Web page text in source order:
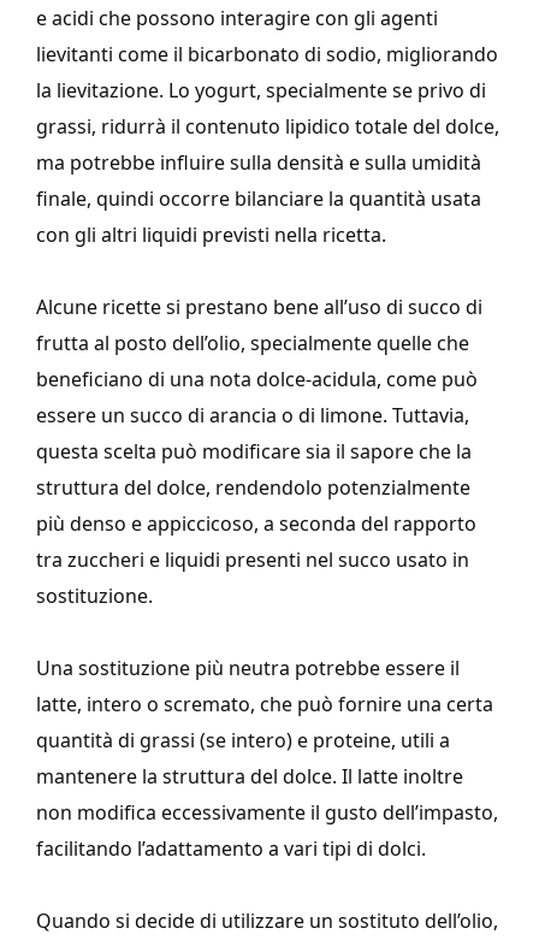
e acidi che possono interagire con gli agenti
lievitanti come il bicarbonato di sodio, migliorando
la lievitazione. Lo yogurt, specialmente se privo di
grassi, ridurrà il contenuto lipidico totale del dolce,
ma potrebbe influire sulla densità e sulla umidità
finale, quindi occorre bilanciare la quantità usata
con gli altri liquidi previsti nella ricetta.
Alcune ricette si prestano bene all’uso di succo di
frutta al posto dell’olio, specialmente quelle che
beneficiano di una nota dolce-acidula, come può
essere un succo di arancia o di limone. Tuttavia,
questa scelta può modificare sia il sapore che la
struttura del dolce, rendendolo potenzialmente
più denso e appiccicoso, a seconda del rapporto
tra zuccheri e liquidi presenti nel succo usato in
sostituzione.
Una sostituzione più neutra potrebbe essere il
latte, intero o scremato, che può fornire una certa
quantità di grassi (se intero) e proteine, utili a
mantenere la struttura del dolce. Il latte inoltre
non modifica eccessivamente il gusto dell’impasto,
facilitando l’adattamento a vari tipi di dolci.
Quando si decide di utilizzare un sostituto dell’olio,